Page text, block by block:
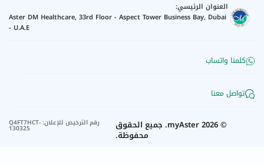
العنوان الرئيسي:
Aster DM Healthcare, 33rd Floor - Aspect Tower Business Bay, Dubai
- U.A.E
كلمنا واتساب
تواصل معنا
©
2026
myAster. جميع الحقوق
محفوظة.
رقم الترخيص للإعلان:
Q4FT7HCT-
130325